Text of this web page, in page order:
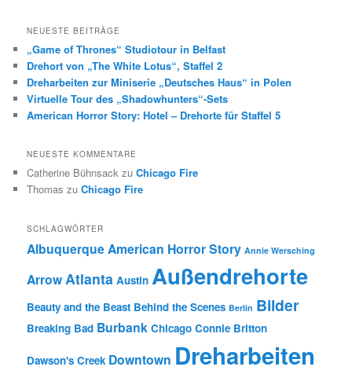
NEUESTE BEITRÄGE
„Game of Thrones“ Studiotour in Belfast
Drehort von „The White Lotus“, Staffel 2
Dreharbeiten zur Miniserie „Deutsches Haus“ in Polen
Virtuelle Tour des „Shadowhunters“-Sets
American Horror Story: Hotel – Drehorte für Staffel 5
NEUESTE KOMMENTARE
Catherine Bühnsack zuChicago Fire
Thomas zuChicago Fire
SCHLAGWÖRTER
Albuquerque American Horror Story Annie Wersching
Arrow Atlanta Austin Außendrehorte
Beauty and the Beast Behind the Scenes Berlin Bilder
Breaking Bad Burbank Chicago Connie Britton
Dawson's Creek Downtown Dreharbeiten